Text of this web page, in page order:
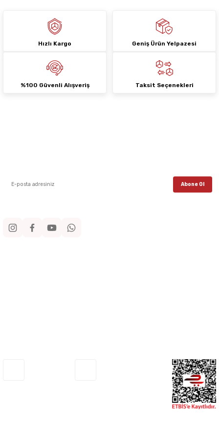
Hızlı Kargo Geniş Ürün Yelpazesi
%100 Güvenli Alışveriş Taksit Seçenekleri
Abone Ol